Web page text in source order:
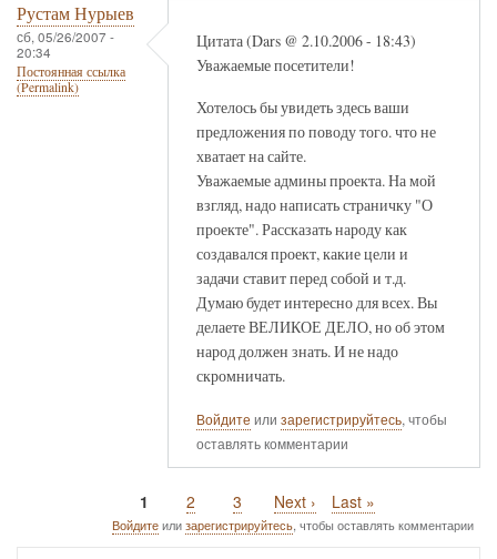
Рустам Нурыев
сб, 05/26/2007 -
20:34
Постоянная ссылка
(Permalink)
Цитата (Dars @ 2.10.2006 - 18:43)
Уважаемые посетители!
Хотелось бы увидеть здесь ваши
предложения по поводу того. что не
хватает на сайте.
Уважаемые админы проекта. На мой
взгляд, надо написать страничку "О
проекте". Рассказать народу как
создавался проект, какие цели и
задачи ставит перед собой и т.д.
Думаю будет интересно для всех. Вы
делаете ВЕЛИКОЕ ДЕЛО, но об этом
народ должен знать. И не надо
скромничать.
Войдите или зарегистрируйтесь, чтобы
оставлять комментарии
страниц
Текущая
страница
1 Page
2 Page
3
Следующая
страница
Next ›
Последняя
страница
Last »
Войдитеилизарегистрируйтесь, чтобы оставлять комментарии